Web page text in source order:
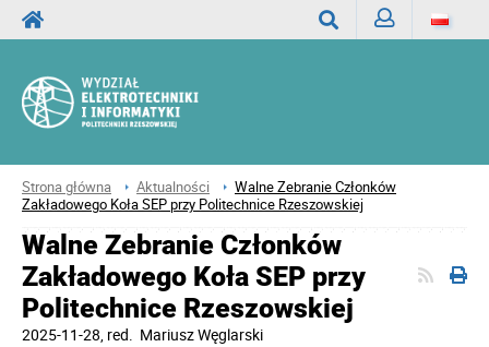
Strona główna Aktualności
Walne Zebranie Członków
Zakładowego Koła SEP przy Politechnice Rzeszowskiej
Walne Zebranie Członków
Zakładowego Koła SEP przy
Politechnice Rzeszowskiej
2025-11-28, red. Mariusz Węglarski